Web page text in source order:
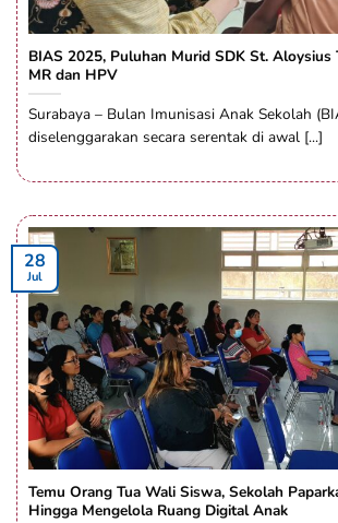
BIAS 2025, Puluhan Murid SDK St. Aloysius
MR dan HPV
Surabaya – Bulan Imunisasi Anak Sekolah
diselenggarakan secara serentak di awal [...]
Temu Orang Tua Wali Siswa, Sekolah
Hingga Mengelola Ruang Digital Anak
28
Jul